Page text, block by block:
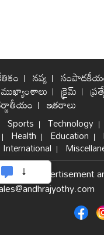
నవ్య
ముఖ్యాంశాలు క్రైమ్
ఇతరాలు
Sports Technology
Health Education
International
internet advertisement